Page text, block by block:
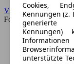
VW
Forum
Cookies,
Kennungen
generierte
Kennungen)
unterstützte